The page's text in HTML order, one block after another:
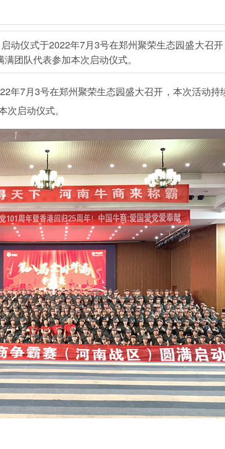
动仪式于2022年7月3号在郑州聚荣生态园盛大召
团队代表参加本次启动仪式。
年7月3号在郑州聚荣生态园盛大召开，本次活动持
次启动仪式。